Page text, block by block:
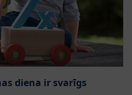
diena ir svarīgs